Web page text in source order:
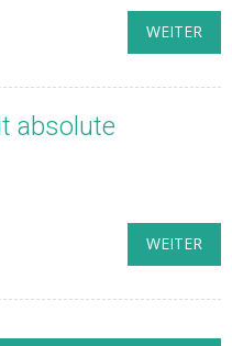
WEITER
absolute
WEITER